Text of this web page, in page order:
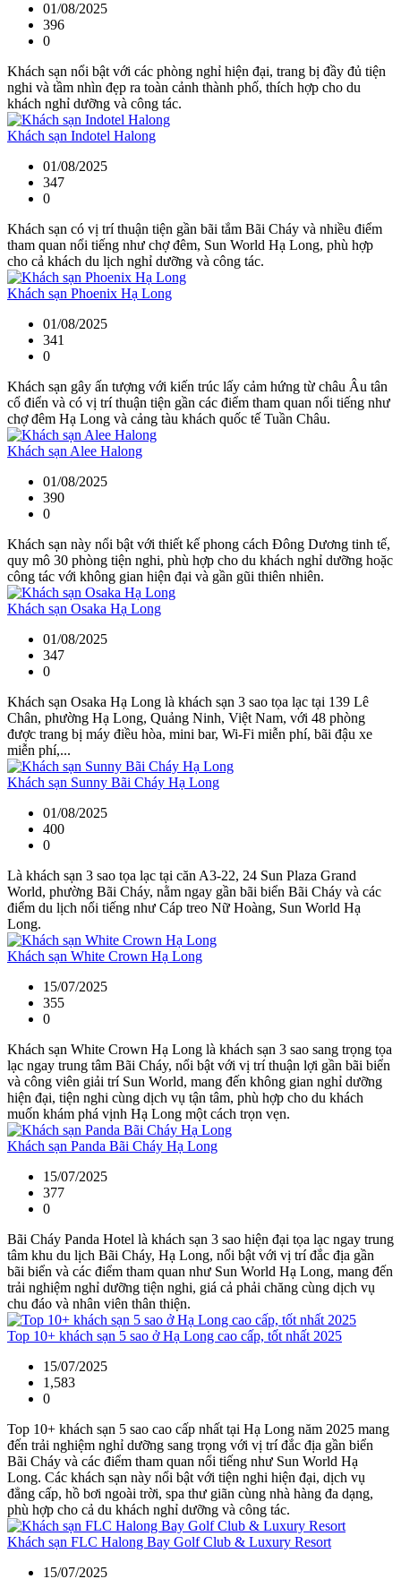
01/08/2025
396
0
Khách sạn nổi bật với các phòng nghỉ hiện đại, trang bị đầy đủ tiện
nghi và tầm nhìn đẹp ra toàn cảnh thành phố, thích hợp cho du
khách nghỉ dưỡng và công tác.
Khách sạn Indotel Halong
01/08/2025
347
0
Khách sạn có vị trí thuận tiện gần bãi tắm Bãi Cháy và nhiều điểm
tham quan nổi tiếng như chợ đêm, Sun World Hạ Long, phù hợp
cho cả khách du lịch nghỉ dưỡng và công tác.
Khách sạn Phoenix Hạ Long
01/08/2025
341
0
Khách sạn gây ấn tượng với kiến trúc lấy cảm hứng từ châu Âu tân
cổ điển và có vị trí thuận tiện gần các điểm tham quan nổi tiếng như
chợ đêm Hạ Long và cảng tàu khách quốc tế Tuần Châu.
Khách sạn Alee Halong
01/08/2025
390
0
Khách sạn này nổi bật với thiết kế phong cách Đông Dương tinh tế,
quy mô 30 phòng tiện nghi, phù hợp cho du khách nghỉ dưỡng hoặc
công tác với không gian hiện đại và gần gũi thiên nhiên.
Khách sạn Osaka Hạ Long
01/08/2025
347
0
Khách sạn Osaka Hạ Long là khách sạn 3 sao tọa lạc tại 139 Lê
Chân, phường Hạ Long, Quảng Ninh, Việt Nam, với 48 phòng
được trang bị máy điều hòa, mini bar, Wi-Fi miễn phí, bãi đậu xe
miễn phí,...
Khách sạn Sunny Bãi Cháy Hạ Long
01/08/2025
400
0
Là khách sạn 3 sao tọa lạc tại căn A3-22, 24 Sun Plaza Grand
World, phường Bãi Cháy, nằm ngay gần bãi biển Bãi Cháy và các
điểm du lịch nổi tiếng như Cáp treo Nữ Hoàng, Sun World Hạ
Long.
Khách sạn White Crown Hạ Long
15/07/2025
355
0
Khách sạn White Crown Hạ Long là khách sạn 3 sao sang trọng tọa
lạc ngay trung tâm Bãi Cháy, nổi bật với vị trí thuận lợi gần bãi biển
và công viên giải trí Sun World, mang đến không gian nghỉ dưỡng
hiện đại, tiện nghi cùng dịch vụ tận tâm, phù hợp cho du khách
muốn khám phá vịnh Hạ Long một cách trọn vẹn.
Khách sạn Panda Bãi Cháy Hạ Long
15/07/2025
377
0
Bãi Cháy Panda Hotel là khách sạn 3 sao hiện đại tọa lạc ngay trung
tâm khu du lịch Bãi Cháy, Hạ Long, nổi bật với vị trí đắc địa gần
bãi biển và các điểm tham quan như Sun World Hạ Long, mang đến
trải nghiệm nghỉ dưỡng tiện nghi, giá cả phải chăng cùng dịch vụ
chu đáo và nhân viên thân thiện.
Top 10+ khách sạn 5 sao ở Hạ Long cao cấp, tốt nhất 2025
15/07/2025
1,583
0
Top 10+ khách sạn 5 sao cao cấp nhất tại Hạ Long năm 2025 mang
đến trải nghiệm nghỉ dưỡng sang trọng với vị trí đắc địa gần biển
Bãi Cháy và các điểm tham quan nổi tiếng như Sun World Hạ
Long. Các khách sạn này nổi bật với tiện nghi hiện đại, dịch vụ
đẳng cấp, hồ bơi ngoài trời, spa thư giãn cùng nhà hàng đa dạng,
phù hợp cho cả du khách nghỉ dưỡng và công tác.
Khách sạn FLC Halong Bay Golf Club & Luxury Resort
15/07/2025